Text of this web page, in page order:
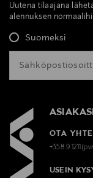
Uutena tilaajana
alennuksen
Suomeksi
OTA
+358 9
USEIN